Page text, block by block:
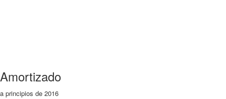
Amortizado
a principios de 2016